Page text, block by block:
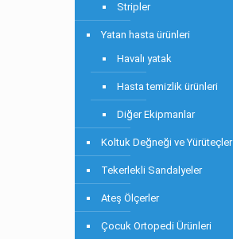
Stripler
Yatan hasta ürünleri
Havalı yatak
Hasta temizlik ürünleri
Diğer Ekipmanlar
Koltuk Değneği ve Yürüteçler
Tekerlekli Sandalyeler
Ateş Ölçerler
Çocuk Ortopedi Ürünleri